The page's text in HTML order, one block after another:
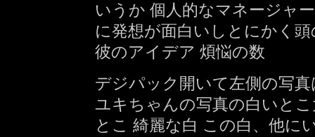
いうか 個人的なマネージャ
に発想が面白いしとにかく
彼のアイデア 煩悩の数
デジパック開いて左側の写真
ユキちゃんの写真の白いと
とこ 綺麗な白 この白、他に